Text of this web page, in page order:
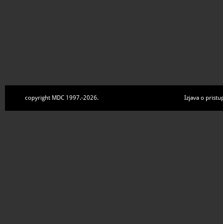
copyright MDC 1997.-2026. Izjava o